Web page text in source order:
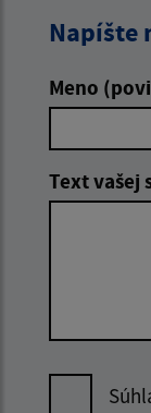
Napíšte
Meno
Text vašej